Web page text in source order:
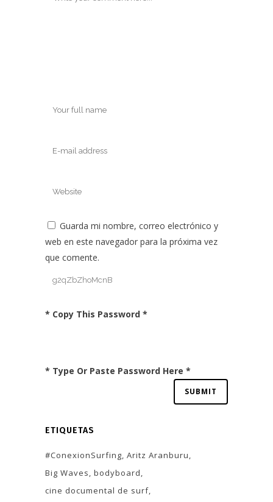
Guarda mi nombre, correo electrónico y
web en este navegador para la próxima vez
que comente.
* Copy This Password *
* Type Or Paste Password Here *
ETIQUETAS
#ConexionSurfing Aritz Aranburu
Big Waves bodyboard
cine documental de surf